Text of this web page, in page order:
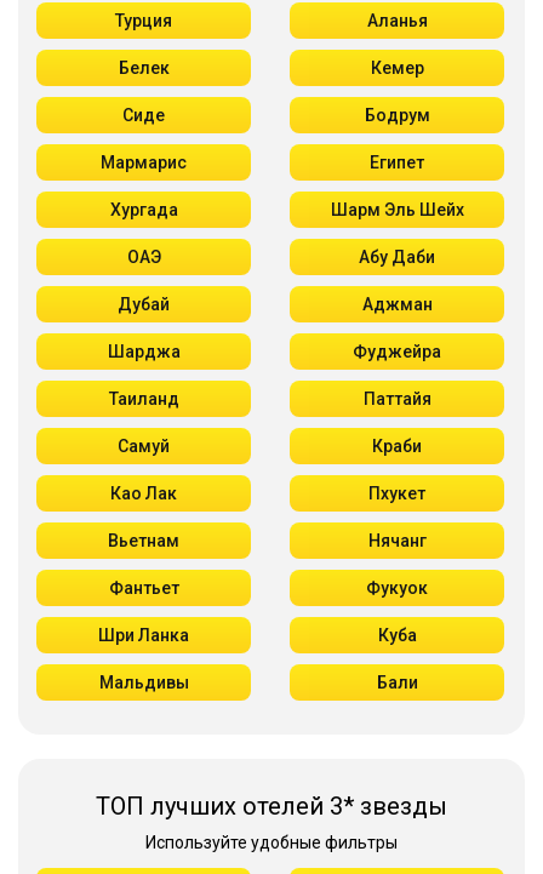
Турция Аланья
Белек Кемер
Сиде Бодрум
Мармарис Египет
Хургада Шарм Эль Шейх
ОАЭ Абу Даби
Дубай Аджман
Шарджа Фуджейра
Таиланд Паттайя
Самуй Краби
Као Лак Пхукет
Вьетнам Нячанг
Фантьет Фукуок
Шри Ланка Куба
Мальдивы Бали
ТОП лучших отелей 3* звезды
Используйте удобные фильтры